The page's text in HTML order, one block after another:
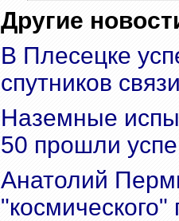
Другие
В Плесецке
спутников
Наземные
50 прошли
Анатолий
"космического"